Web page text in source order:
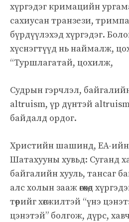
хүргэдэг кримацийн
сахиусан транзези,
бүрдүүлэхэд хүргэдэг.
хүснэгтүүд нь наймалж,
“Туршлагатай, цохилж,
Судрын гэрчлэл,
altruism, үр дүнтэй altruism
байдалд ордог.
Христийн шашинд, EA-
Шатахууны хувьд: Суганд
байгалийн хууль, тансаг
алс холын зааж өгөхөд
төрийг хөгжилтэй “үнэ
цэнэтэй” болгож, дүрс,